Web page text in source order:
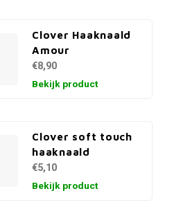
Clover Haaknaald
Amour
€8,90
Bekijk product
Clover soft touch
haaknaald
€5,10
Bekijk product